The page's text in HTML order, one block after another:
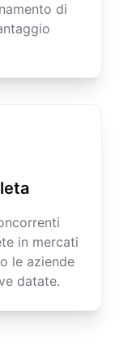
di
in mercati
le aziende
datate.